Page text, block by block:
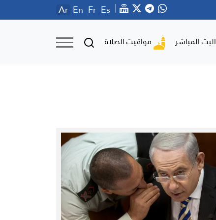
Ar En Fr Es
البث المباشر مواقيت الصلاة